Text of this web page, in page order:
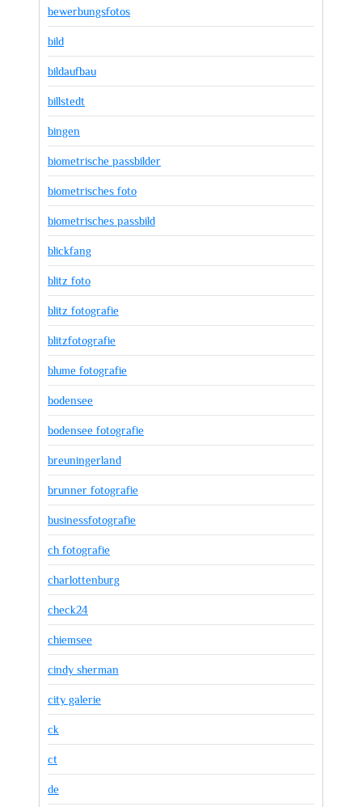
bewerbungsfotos
bild
bildaufbau
billstedt
bingen
biometrische passbilder
biometrisches foto
biometrisches passbild
blickfang
blitz foto
blitz fotografie
blitzfotografie
blume fotografie
bodensee
bodensee fotografie
breuningerland
brunner fotografie
businessfotografie
ch fotografie
charlottenburg
check24
chiemsee
cindy sherman
city galerie
ck
ct
de